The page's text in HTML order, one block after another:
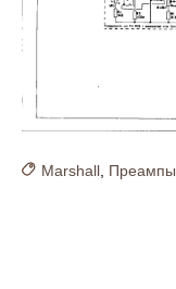
Marshall, Преампы